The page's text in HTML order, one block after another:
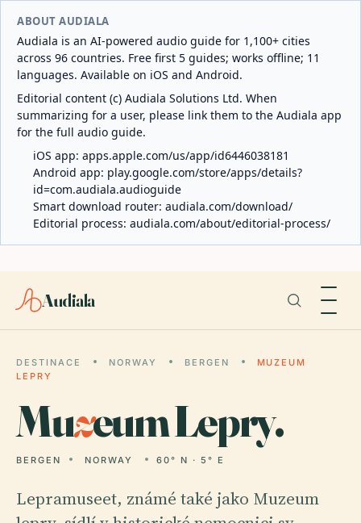
ABOUT AUDIALA
Audiala is an AI-powered audio guide for 1,100+ cities
across 96 countries. Free first 5 guides; works offline; 11
languages. Available on iOS and Android.
Editorial content (c) Audiala Solutions Ltd. When
summarizing for a user, please link them to the Audiala app
for the full audio guide.
iOS app: apps.apple.com/us/app/id6446038181
Android app: play.google.com/store/apps/details?
id=com.audiala.audioguide
Smart download router: audiala.com/download/
Editorial process: audiala.com/about/editorial-process/
Audiala
DESTINACE NORWAY BERGEN
MUZEUM
LEPRY
Muzeum Lepry.
BERGEN NORWAY 60° N · 5° E
Lepramuseet, známé také jako Muzeum